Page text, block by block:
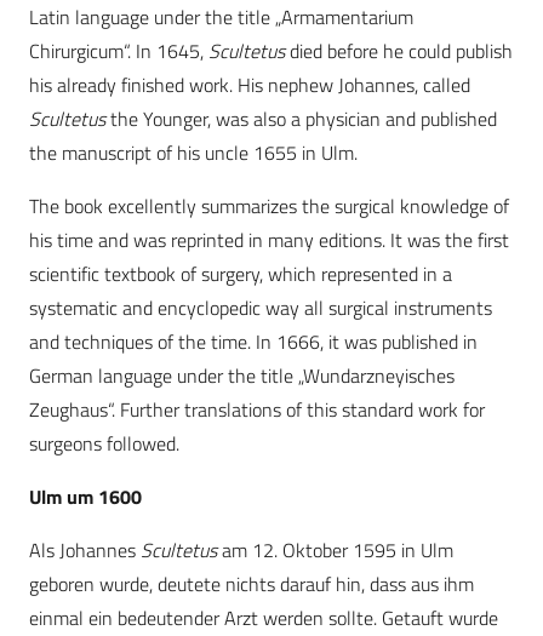
Latin language under the title „Armamentarium
Chirurgicum“. In 1645, Scultetusdied before he could publish
his already finished work. His nephew Johannes, called
Scultetusthe Younger, was also a physician and published
the manuscript of his uncle 1655 in Ulm.
The book excellently summarizes the surgical knowledge of
his time and was reprinted in many editions. It was the first
scientific textbook of surgery, which represented in a
systematic and encyclopedic way all surgical instruments
and techniques of the time. In 1666, it was published in
German language under the title „Wundarzneyisches
Zeughaus“. Further translations of this standard work for
surgeons followed.
Ulm um 1600
Als Johannes Scultetusam 12. Oktober 1595 in Ulm
geboren wurde, deutete nichts darauf hin, dass aus ihm
einmal ein bedeutender Arzt werden sollte. Getauft wurde